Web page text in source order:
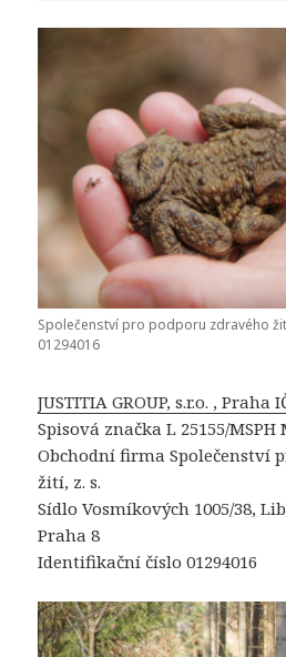
Společenství pro podporu zdravého
01294016
JUSTITIA GROUP, s.r.o. , Praha
Spisová značka L 25155/
Obchodní firma Společenství
žití, z. s.
Sídlo Vosmíkových 1005/38,
Praha 8
Identifikační číslo 01294016